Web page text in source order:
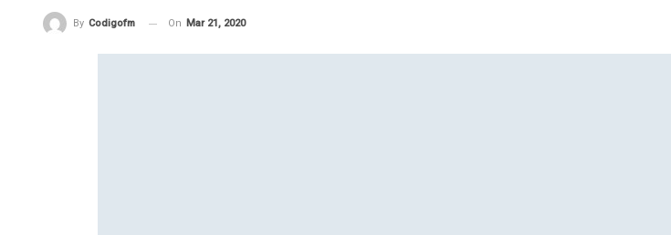
By Codigofm On Mar 21, 2020